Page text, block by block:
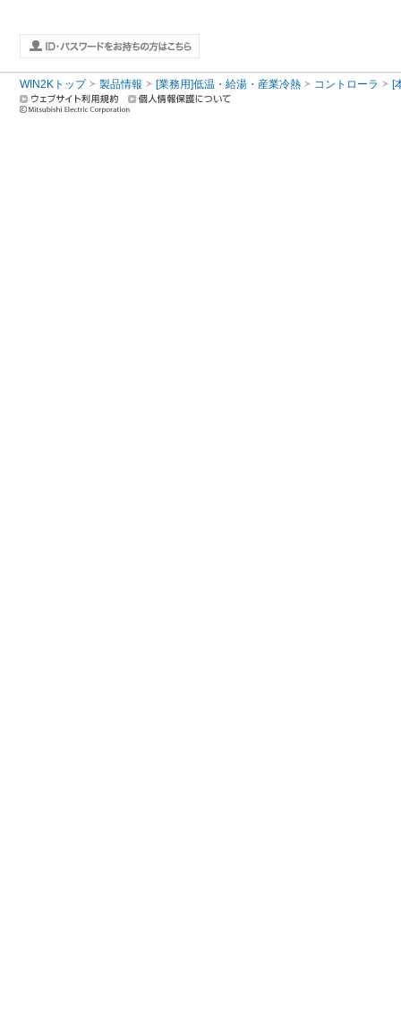
WIN2Kトップ 製品情報 [業務用]低温・給湯・産業冷熱 コントローラ [